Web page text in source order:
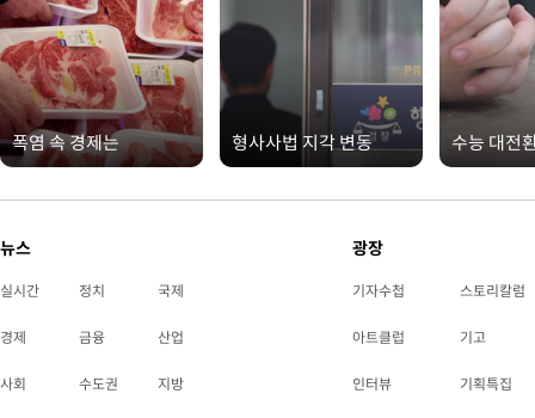
폭염 속 경제는 형사사법 지각 변동 수능 대전
뉴스
실시간 정치 국제
경제 금융 산업
사회 수도권 지방
광장
기자수첩 스토리칼럼
아트클럽 기고
인터뷰 기획특집